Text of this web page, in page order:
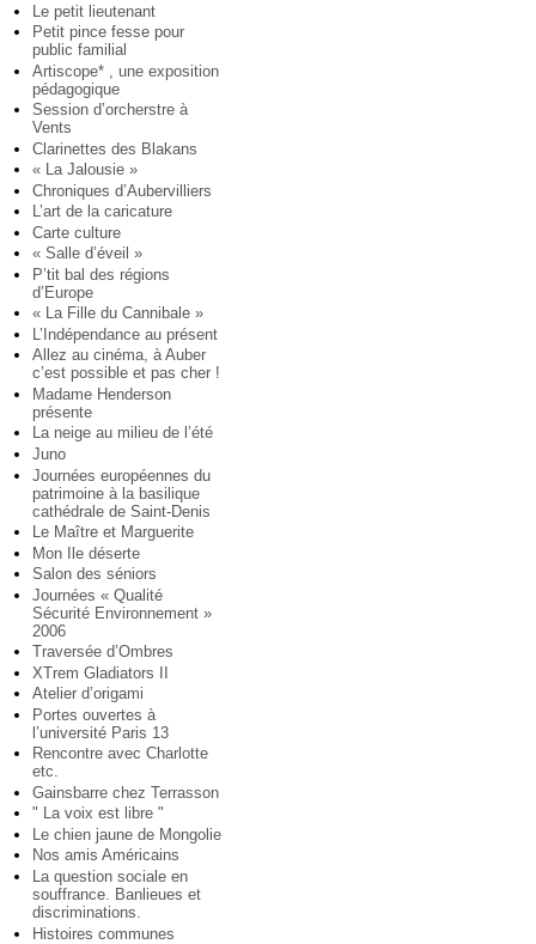
Le petit lieutenant
Petit pince fesse pour
public familial
Artiscope* , une exposition
pédagogique
Session d’orcherstre à
Vents
Clarinettes des Blakans
« La Jalousie »
Chroniques d’Aubervilliers
L’art de la caricature
Carte culture
« Salle d’éveil »
P’tit bal des régions
d’Europe
« La Fille du Cannibale »
L’Indépendance au présent
Allez au cinéma, à Auber
c’est possible et pas cher !
Madame Henderson
présente
La neige au milieu de l’été
Juno
Journées européennes du
patrimoine à la basilique
cathédrale de Saint-Denis
Le Maître et Marguerite
Mon Ile déserte
Salon des séniors
Journées « Qualité
Sécurité Environnement »
2006
Traversée d’Ombres
XTrem Gladiators II
Atelier d’origami
Portes ouvertes à
l’université Paris 13
Rencontre avec Charlotte
etc.
Gainsbarre chez Terrasson
" La voix est libre "
Le chien jaune de Mongolie
Nos amis Américains
La question sociale en
souffrance. Banlieues et
discriminations.
Histoires communes